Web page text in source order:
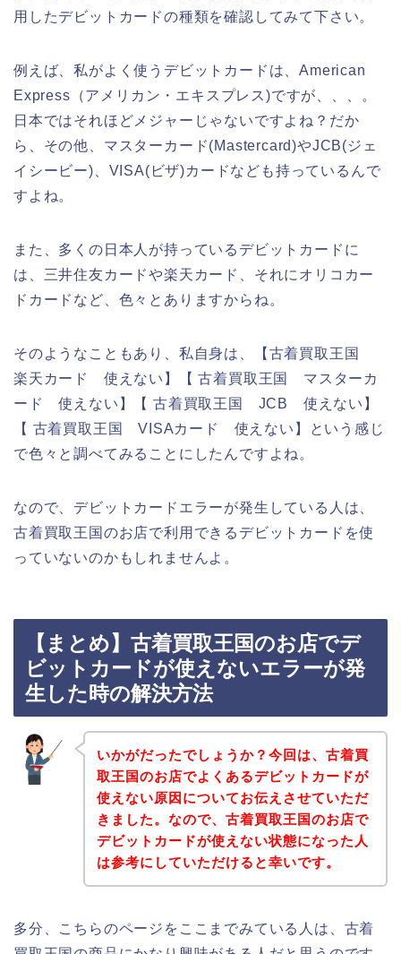
用したデビットカードの種類を確認してみて下さい。
例えば、私がよく使うデビットカードは、American
Express（アメリカン・エキスプレス)ですが、、、。
日本ではそれほどメジャーじゃないですよね？だか
ら、その他、マスターカード(Mastercard)やJCB(ジェ
イシービー)、VISA(ビザ)カードなども持っているんで
すよね。
また、多くの日本人が持っているデビットカードに
は、三井住友カードや楽天カード、それにオリコカー
ドカードなど、色々とありますからね。
そのようなこともあり、私自身は、【古着買取王国
楽天カード 使えない】【 古着買取王国 マスターカ
ード 使えない】【 古着買取王国 JCB 使えない】
【 古着買取王国 VISAカード 使えない】という感じ
で色々と調べてみることにしたんですよね。
なので、デビットカードエラーが発生している人は、
古着買取王国のお店で利用できるデビットカードを使
っていないのかもしれませんよ。
【まとめ】古着買取王国のお店でデ
ビットカードが使えないエラーが発
生した時の解決方法
いかがだったでしょうか？今回は、古着買
取王国のお店でよくあるデビットカードが
使えない原因についてお伝えさせていただ
きました。なので、古着買取王国のお店で
デビットカードが使えない状態になった人
は参考にしていただけると幸いです。
多分、こちらのページをここまでみている人は、古着